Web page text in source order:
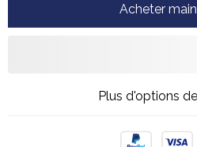
Acheter
Plus d'options